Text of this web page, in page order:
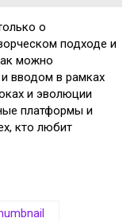
о
подходе и
можно
вводом в рамках
и эволюции
платформы и
кто любит